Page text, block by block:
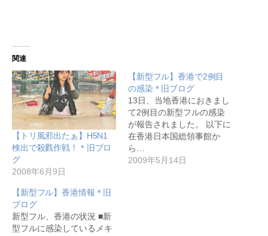
関連
【トリ風邪出たぁ】H5N1
検出で殺戮作戦！＊旧ブロ
グ
2008年6月9日
【新型フル】香港で2例目
の感染＊旧ブログ
13日、当地香港におきまし
て2例目の新型フルの感染
が報告されました。 以下に
在香港日本国総領事館か
ら…
2009年5月14日
【新型フル】香港情報＊旧
ブログ
新型フル、香港の状況 ■新
型フルに感染しているメキ